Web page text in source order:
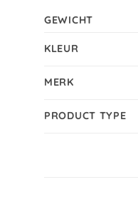
GEWICHT
KLEUR
MERK
PRODUCT TYPE